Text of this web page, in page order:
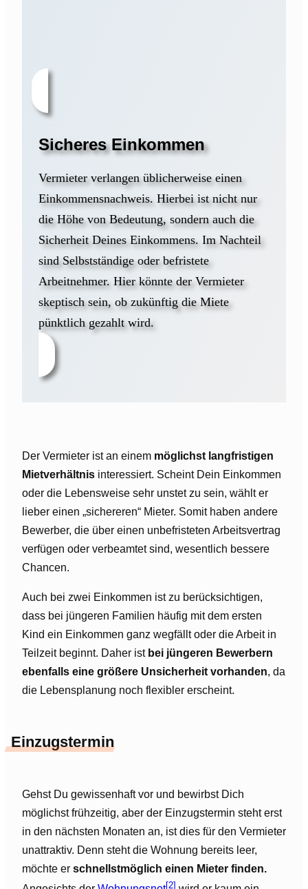
Sicheres Einkommen
Vermieter verlangen üblicherweise einen
Einkommensnachweis. Hierbei ist nicht nur
die Höhe von Bedeutung, sondern auch die
Sicherheit Deines Einkommens. Im Nachteil
sind Selbstständige oder befristete
Arbeitnehmer. Hier könnte der Vermieter
skeptisch sein, ob zukünftig die Miete
pünktlich gezahlt wird.
Der Vermieter ist an einem möglichst langfristigen
Mietverhältnis interessiert. Scheint Dein Einkommen
oder die Lebensweise sehr unstet zu sein, wählt er
lieber einen „sichereren“ Mieter. Somit haben andere
Bewerber, die über einen unbefristeten Arbeitsvertrag
verfügen oder verbeamtet sind, wesentlich bessere
Chancen.
Auch bei zwei Einkommen ist zu berücksichtigen,
dass bei jüngeren Familien häufig mit dem ersten
Kind ein Einkommen ganz wegfällt oder die Arbeit in
Teilzeit beginnt. Daher ist bei jüngeren Bewerbern
ebenfalls eine größere Unsicherheit vorhanden, da
die Lebensplanung noch flexibler erscheint.
Einzugstermin
Gehst Du gewissenhaft vor und bewirbst Dich
möglichst frühzeitig, aber der Einzugstermin steht erst
in den nächsten Monaten an, ist dies für den Vermieter
unattraktiv. Denn steht die Wohnung bereits leer,
möchte er schnellstmöglich einen Mieter finden.
[2]